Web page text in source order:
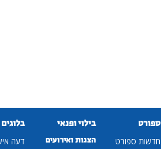
ספורט
חדשות ספורט
בילוי ופנאי
הצגות ואירועים
בלוגים
דעה